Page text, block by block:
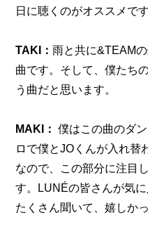
日に聴くのがオススメで
TAKI：雨と共に&TEAM
曲です。そして、僕たち
う曲だと思います。
MAKI： 僕はこの曲のダ
ロで僕とJOくんが入れ替
なので、この部分に注目
す。LUNÉの皆さんが気
たくさん聞いて、嬉しか